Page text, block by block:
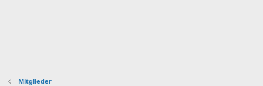
Mitglieder